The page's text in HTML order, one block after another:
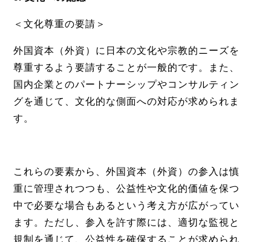
＜文化尊重の要請＞
外国資本（外資）に日本の文化や宗教的ニーズを
尊重するよう要請することが一般的です。また、
国内企業とのパートナーシップやコンサルティン
グを通じて、文化的な側面への対応が求められま
す。
これらの要素から、外国資本（外資）の参入は慎
重に管理されつつも、公益性や文化的価値を保つ
中で必要な場合もあるという考え方が広がってい
ます。ただし、参入を許す際には、適切な監視と
規制を通じて、公益性を確保することが求められ